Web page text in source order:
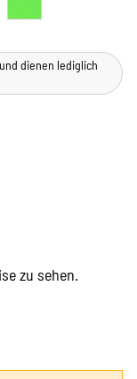
zu sehen.
dienen lediglich